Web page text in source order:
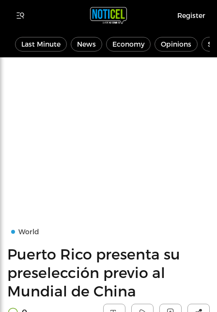
Register
Last Minute News Economy Opinions
World
Puerto Rico presenta su
preselección previo al
Mundial de China